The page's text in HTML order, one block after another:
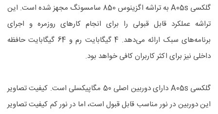
گلکسی A05s به تراشه اگزینوس 850 سامسونگ مجهز شده است. این
تراشه عملکرد قابل قبولی را برای انجام کارهای روزمره و اجرای
برنامه‌های سبک ارائه می‌دهد. 4 گیگابایت رم و 64 گیگابایت حافظه
داخلی نیز برای اکثر کاربران کافی خواهد بود.
گلکسی A05s دارای دوربین اصلی 50 مگاپیکسلی است. کیفیت تصاویر
این دوربین در نور مناسب قابل قبول است، اما در نور کم کیفیت تصاویر